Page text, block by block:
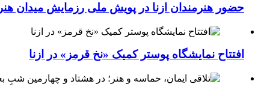
حضور هنرمندان ازنا در پویش ملی رزمایش میدان هنر
افتتاح نمایشگاه پوستر کمیک «نخ قرمز» در ازنا